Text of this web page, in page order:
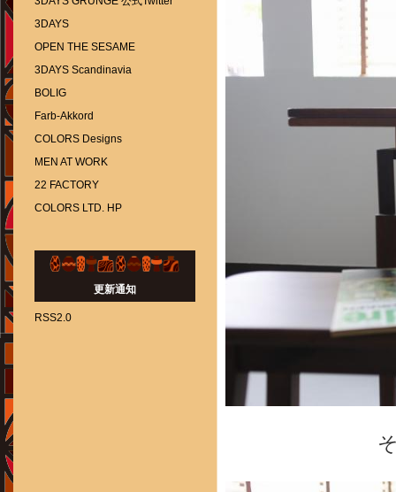
3DAYS
OPEN THE SESAME
3DAYS Scandinavia
BOLIG
Farb-Akkord
COLORS Designs
MEN AT WORK
22 FACTORY
COLORS LTD. HP
更新通知
RSS2.0